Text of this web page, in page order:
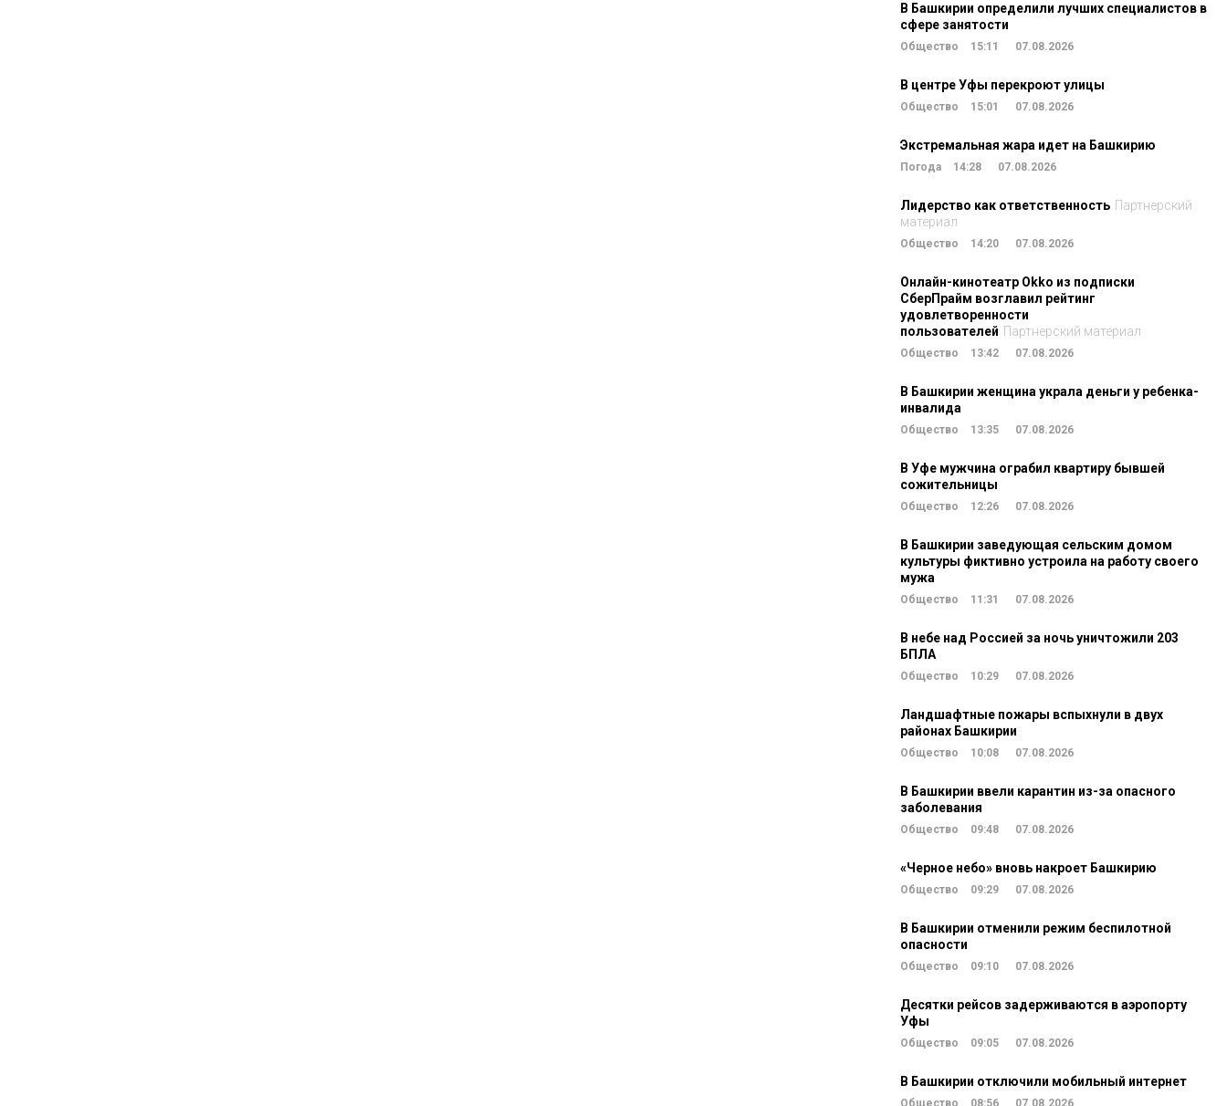
В Башкирии определили лучших специалистов в
сфере занятости
Общество 15:11 07.08.2026
В центре Уфы перекроют улицы
Общество 15:01 07.08.2026
Экстремальная жара идет на Башкирию
Погода 14:28 07.08.2026
Лидерство как ответственность Партнерский
материал
Общество 14:20 07.08.2026
Онлайн-кинотеатр Okko из подписки
СберПрайм возглавил рейтинг
удовлетворенности
пользователей Партнерский материал
Общество 13:42 07.08.2026
В Башкирии женщина украла деньги у ребенка-
инвалида
Общество 13:35 07.08.2026
В Уфе мужчина ограбил квартиру бывшей
сожительницы
Общество 12:26 07.08.2026
В Башкирии заведующая сельским домом
культуры фиктивно устроила на работу своего
мужа
Общество 11:31 07.08.2026
В небе над Россией за ночь уничтожили 203
БПЛА
Общество 10:29 07.08.2026
Ландшафтные пожары вспыхнули в двух
районах Башкирии
Общество 10:08 07.08.2026
В Башкирии ввели карантин из-за опасного
заболевания
Общество 09:48 07.08.2026
«Черное небо» вновь накроет Башкирию
Общество 09:29 07.08.2026
В Башкирии отменили режим беспилотной
опасности
Общество 09:10 07.08.2026
Десятки рейсов задерживаются в аэропорту
Уфы
Общество 09:05 07.08.2026
В Башкирии отключили мобильный интернет
Общество 08:56 07.08.2026